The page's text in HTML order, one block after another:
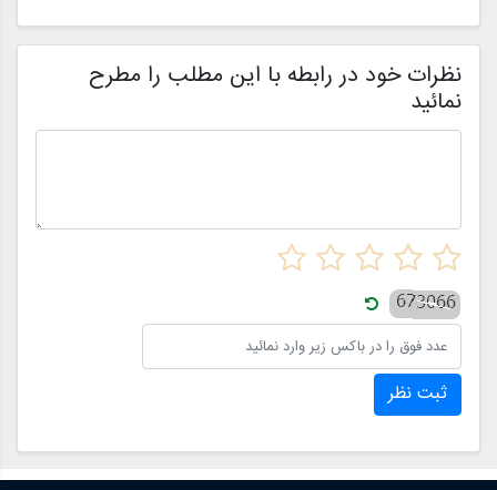
نظرات خود در رابطه با این مطلب را مطرح
نمائید
ثبت نظر